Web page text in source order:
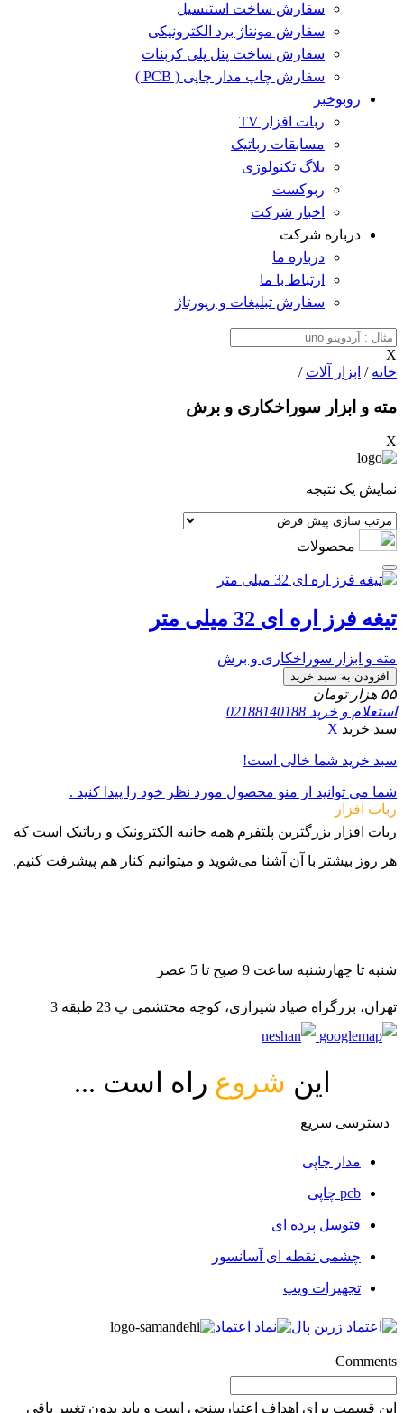
سفارش ساخت استنسیل
سفارش مونتاژ برد الکترونیکی
سفارش ساخت پنل پلی کربنات
سفارش چاپ مدار چاپی ( PCB )
روبوخبر
ربات افزار TV
مسابقات رباتیک
بلاگ تکنولوژی
ربوکست
اخبار شرکت
درباره شرکت
درباره ما
ارتباط با ما
سفارش تبلیغات و رپورتاژ
X
خانه / ابزار آلات /
مته و ابزار سوراخکاری و برش
X
نمایش یک نتیجه
محصولات
تیغه فرز اره ای 32 میلی متر
مته و ابزار سوراخکاری و برش
افزودن به سبد خرید
۵۵ هزار تومان
استعلام و خرید 02188140188
سبد خرید X
سبد خرید شما خالی است!
شما می توانید از منو محصول مورد نظر خود را پیدا کنید .
ربات افزار
ربات افزار بزرگترین پلتفرم همه جانبه الکترونیک و رباتیک است که
هر روز بیشتر با آن آشنا می‌شوید و میتوانیم کنار هم پیشرفت کنیم.
شنبه تا چهارشنبه ساعت 9 صبح تا 5 عصر
تهران، بزرگراه صیاد شیرازی، کوچه محتشمی پ 23 طبقه 3
این شروع راه است ...
دسترسی سریع
مدار چاپی
pcb چاپی
فتوسل پرده ای
چشمی نقطه ای آسانسور
تجهیزات ویپ
Comments
این قسمت برای اهداف اعتبارسنجی است و باید بدون تغییر باقی